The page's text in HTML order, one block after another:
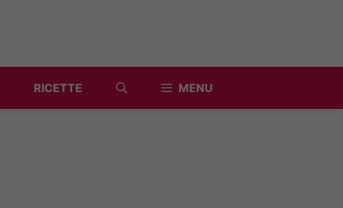
RICETTE MENU